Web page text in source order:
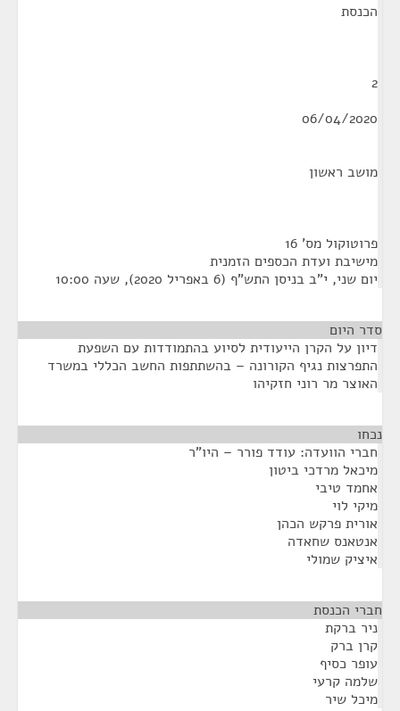
הכנסת
2
06/04/2020
מושב ראשון
פרוטוקול מס' 16
מישיבת ועדת הכספים הזמנית
יום שני, י"ב בניסן התש"ף (6 באפריל 2020), שעה 10:00
סדר היום
דיון על הקרן הייעודית לסיוע בהתמודדות עם השפעת
התפרצות נגיף הקורונה – בהשתתפות החשב הכללי במשרד
האוצר מר רוני חזקיהו
נכחו
חברי הוועדה: עודד פורר – היו"ר
מיכאל מרדכי ביטון
אחמד טיבי
מיקי לוי
אורית פרקש הכהן
אנטאנס שחאדה
איציק שמולי
חברי הכנסת
ניר ברקת
קרן ברק
עופר כסיף
שלמה קרעי
מיכל שיר